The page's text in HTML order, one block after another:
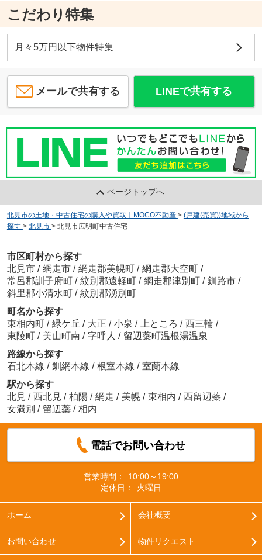
こだわり特集
月々5万円以下物件特集
メールで共有する LINEで共有する
ページトップへ
北見市の土地・中古住宅の購入や買取｜MOCO不動産 > (戸建(売買))地域から
探す > 北見市 > 北見市広明町中古住宅
市区町村から探す
北見市 / 網走市 / 網走郡美幌町 / 網走郡大空町 /
常呂郡訓子府町 / 紋別郡遠軽町 / 網走郡津別町 / 釧路市 /
斜里郡小清水町 / 紋別郡湧別町
町名から探す
東相内町 / 緑ケ丘 / 大正 / 小泉 / 上ところ / 西三輪 /
東陵町 / 美山町南 / 字呼人 / 留辺蘂町温根湯温泉
路線から探す
石北本線 / 釧網本線 / 根室本線 / 室蘭本線
駅から探す
北見 / 西北見 / 柏陽 / 網走 / 美幌 / 東相内 / 西留辺蘂 /
女満別 / 留辺蘂 / 相内
電話でお問い合わせ
営業時間：
10:00～19:00
定休日：
火曜日
ホーム 会社概要
お問い合わせ 物件リクエスト